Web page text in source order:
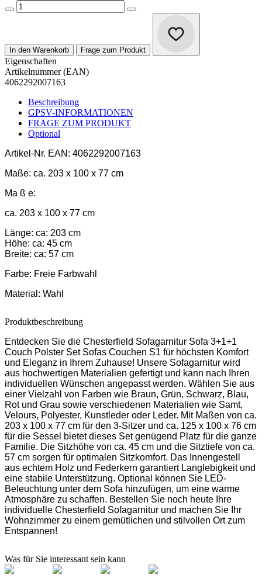
In den Warenkorb Frage zum Produkt
Eigenschaften
Artikelnummer (EAN)
4062292007163
Beschreibung
GPSV-INFORMATIONEN
FRAGE ZUM PRODUKT
Optional
Artikel-Nr. EAN: 4062292007163
Maße: ca. 203 x 100 x 77 cm
Ma ß e:
ca. 203 x 100 x 77 cm
Länge: ca: 203 cm
Höhe: ca: 45 cm
Breite: ca: 57 cm
Farbe: Freie Farbwahl
Material: Wahl
Produktbeschreibung
Entdecken Sie die Chesterfield Sofagarnitur Sofa 3+1+1
Couch Polster Set Sofas Couchen S1 für höchsten Komfort
und Eleganz in Ihrem Zuhause! Unsere Sofagarnitur wird
aus hochwertigen Materialien gefertigt und kann nach Ihren
individuellen Wünschen angepasst werden. Wählen Sie aus
einer Vielzahl von Farben wie Braun, Grün, Schwarz, Blau,
Rot und Grau sowie verschiedenen Materialien wie Samt,
Velours, Polyester, Kunstleder oder Leder. Mit Maßen von ca.
203 x 100 x 77 cm für den 3-Sitzer und ca. 125 x 100 x 76 cm
für die Sessel bietet dieses Set genügend Platz für die ganze
Familie. Die Sitzhöhe von ca. 45 cm und die Sitztiefe von ca.
57 cm sorgen für optimalen Sitzkomfort. Das Innengestell
aus echtem Holz und Federkern garantiert Langlebigkeit und
eine stabile Unterstützung. Optional können Sie LED-
Beleuchtung unter dem Sofa hinzufügen, um eine warme
Atmosphäre zu schaffen. Bestellen Sie noch heute Ihre
individuelle Chesterfield Sofagarnitur und machen Sie Ihr
Wohnzimmer zu einem gemütlichen und stilvollen Ort zum
Entspannen!
Was für Sie interessant sein kann